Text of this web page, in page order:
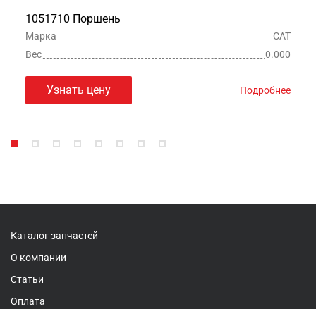
1051710 Поршень
Марка
CAT
Вес
0.000
Узнать цену Подробнее
Каталог запчастей
О компании
Статьи
Оплата